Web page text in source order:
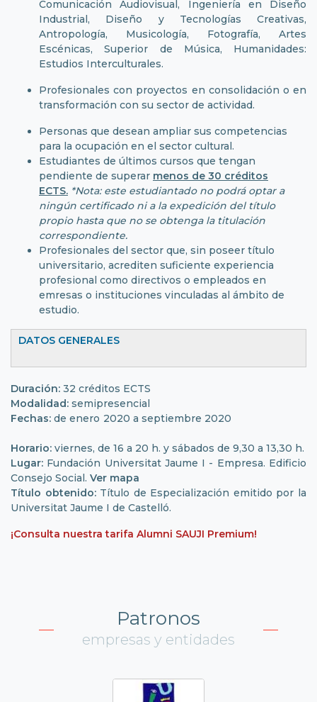
Comunicación Audiovisual, Ingeniería en Diseño
Industrial, Diseño y Tecnologías Creativas,
Antropología, Musicología, Fotografía, Artes
Escénicas, Superior de Música, Humanidades:
Estudios Interculturales.
Profesionales con proyectos en consolidación o en
transformación con su sector de actividad.
Personas que desean ampliar sus competencias
para la ocupación en el sector cultural.
Estudiantes de últimos cursos que tengan
pendiente de superar menos de 30 créditos
ECTS. *Nota: este estudiantado no podrá optar a
ningún certificado ni a la expedición del título
propio hasta que no se obtenga la titulación
correspondiente.
Profesionales del sector que, sin poseer título
universitario, acrediten suficiente experiencia
profesional como directivos o empleados en
emresas o instituciones vinculadas al ámbito de
estudio.
DATOS GENERALES
Duración: 32 créditos ECTS
Modalidad: semipresencial
Fechas: de enero 2020 a septiembre 2020
Horario: viernes, de 16 a 20 h. y sábados de 9,30 a 13,30 h.
Lugar: Fundación Universitat Jaume I - Empresa. Edificio
Consejo Social. Ver mapa
Título obtenido: Título de Especialización emitido por la
Universitat Jaume I de Castelló.
¡Consulta nuestra tarifa Alumni SAUJI Premium!
Patronos
empresas y entidades